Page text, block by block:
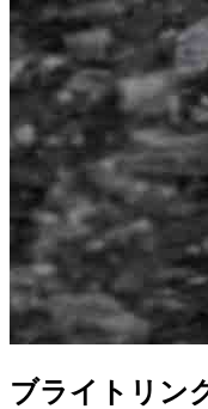
ブライトリン